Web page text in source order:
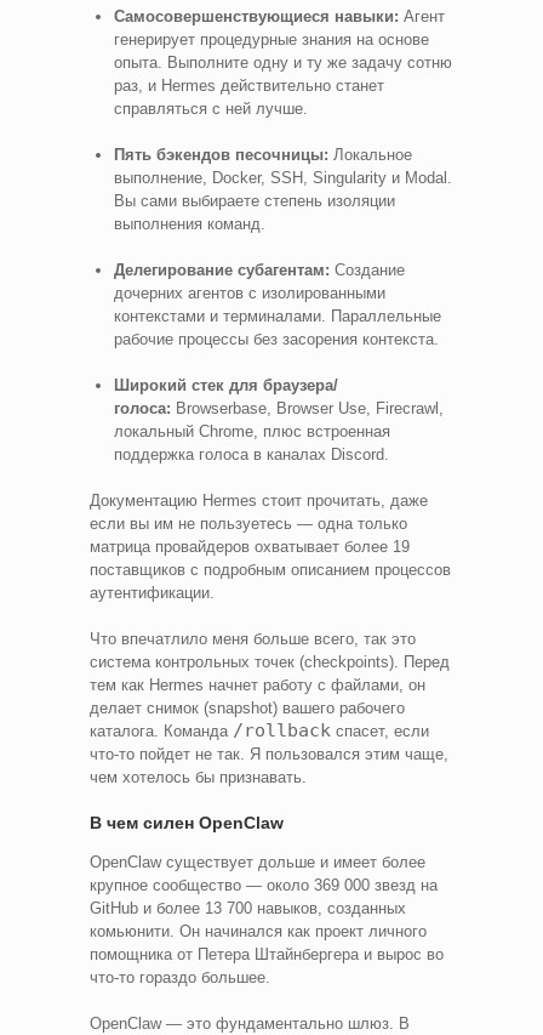
Самосовершенствующиеся навыки: Агент
генерирует процедурные знания на основе
опыта. Выполните одну и ту же задачу сотню
раз, и Hermes действительно станет
справляться с ней лучше.
Пять бэкендов песочницы: Локальное
выполнение, Docker, SSH, Singularity и Modal.
Вы сами выбираете степень изоляции
выполнения команд.
Делегирование субагентам: Создание
дочерних агентов с изолированными
контекстами и терминалами. Параллельные
рабочие процессы без засорения контекста.
Широкий стек для браузера/
голоса: Browserbase, Browser Use, Firecrawl,
локальный Chrome, плюс встроенная
поддержка голоса в каналах Discord.
Документацию Hermes стоит прочитать, даже
если вы им не пользуетесь — одна только
матрица провайдеров охватывает более 19
поставщиков с подробным описанием процессов
аутентификации.
Что впечатлило меня больше всего, так это
система контрольных точек (checkpoints). Перед
тем как Hermes начнет работу с файлами, он
делает снимок (snapshot) вашего рабочего
каталога. Команда /rollback спасет, если
что-то пойдет не так. Я пользовался этим чаще,
чем хотелось бы признавать.
В чем силен OpenClaw
OpenClaw существует дольше и имеет более
крупное сообщество — около 369 000 звезд на
GitHub и более 13 700 навыков, созданных
комьюнити. Он начинался как проект личного
помощника от Петера Штайнбергера и вырос во
что-то гораздо большее.
OpenClaw — это фундаментально шлюз. В